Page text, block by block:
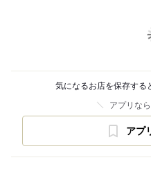
気になるお店を保存する
アプリな
アプ